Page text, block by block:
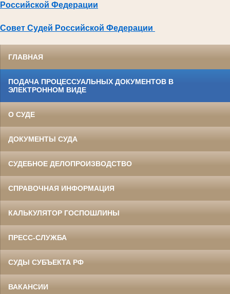
Российской Федерации
Совет Судей Российской Федерации
ГЛАВНАЯ
ПОДАЧА ПРОЦЕССУАЛЬНЫХ ДОКУМЕНТОВ В
ЭЛЕКТРОННОМ ВИДЕ
О СУДЕ
ДОКУМЕНТЫ СУДА
СУДЕБНОЕ ДЕЛОПРОИЗВОДСТВО
СПРАВОЧНАЯ ИНФОРМАЦИЯ
КАЛЬКУЛЯТОР ГОСПОШЛИНЫ
ПРЕСС-СЛУЖБА
СУДЫ СУБЪЕКТА РФ
ВАКАНСИИ